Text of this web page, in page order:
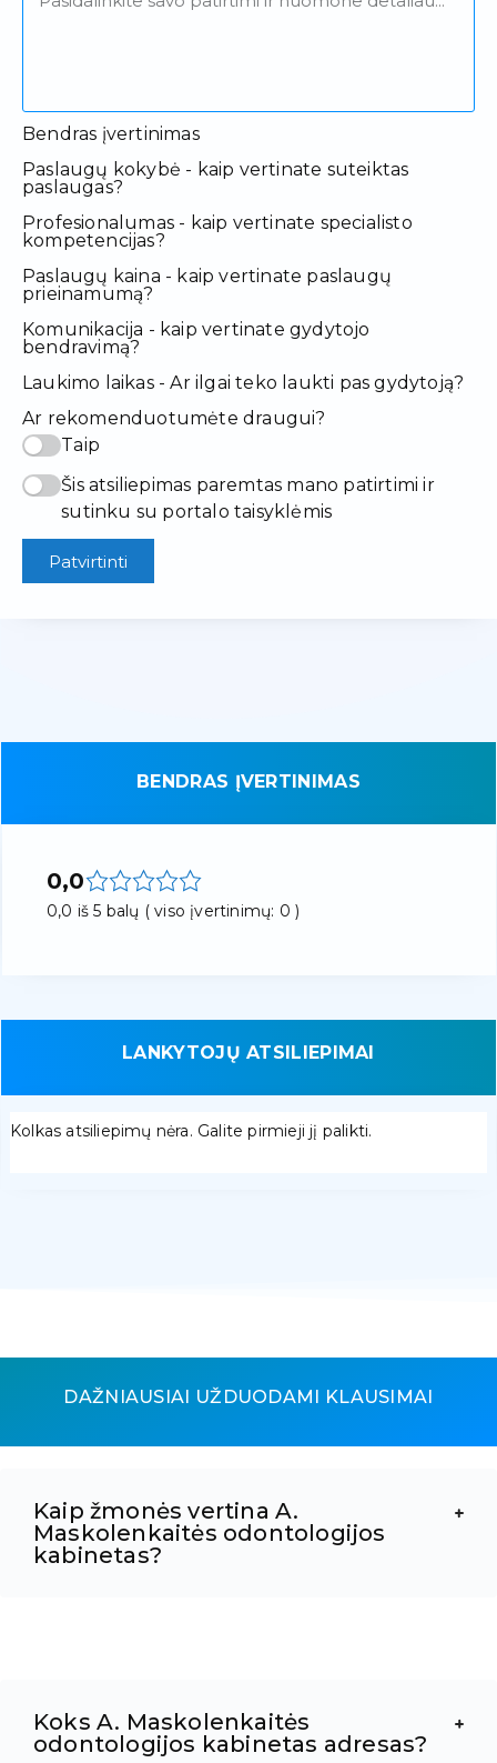
Bendras įvertinimas
Paslaugų kokybė - kaip vertinate suteiktas
paslaugas?
Profesionalumas - kaip vertinate specialisto
kompetencijas?
Paslaugų kaina - kaip vertinate paslaugų
prieinamumą?
Komunikacija - kaip vertinate gydytojo
bendravimą?
Laukimo laikas - Ar ilgai teko laukti pas gydytoją?
Ar rekomenduotumėte draugui?
Taip
Šis atsiliepimas paremtas mano patirtimi ir
sutinku su portalo taisyklėmis
Patvirtinti
BENDRAS ĮVERTINIMAS
0,0
0,0 iš 5 balų ( viso įvertinimų: 0 )
LANKYTOJŲ ATSILIEPIMAI
Kolkas atsiliepimų nėra. Galite pirmieji jį palikti.
DAŽNIAUSIAI UŽDUODAMI KLAUSIMAI
Kaip žmonės vertina A.
Maskolenkaitės odontologijos
kabinetas?
Koks A. Maskolenkaitės
odontologijos kabinetas adresas?